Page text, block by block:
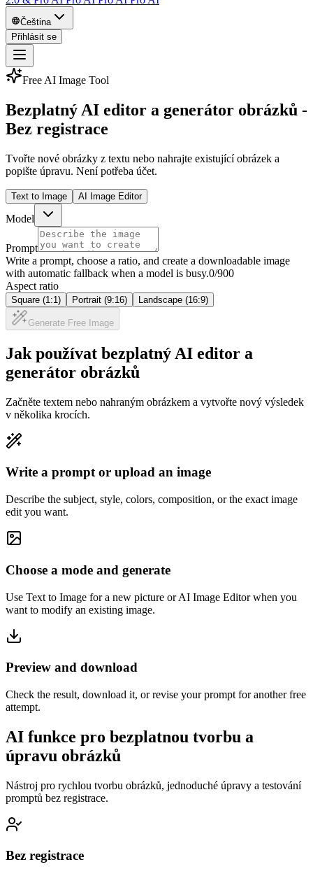
Čeština
Přihlásit se
Free AI Image Tool
Bezplatný AI editor a generátor obrázků -
Bez registrace
Tvořte nové obrázky z textu nebo nahrajte existující obrázek a
popište úpravu. Není potřeba účet.
Text to Image AI Image Editor
Model
Prompt
Write a prompt, choose a ratio, and create a downloadable image
with automatic fallback when a model is busy.0/900
Aspect ratio
Square (1:1) Portrait (9:16) Landscape (16:9)
Generate Free Image
Jak používat bezplatný AI editor a
generátor obrázků
Začněte textem nebo nahraným obrázkem a vytvořte nový výsledek
v několika krocích.
Write a prompt or upload an image
Describe the subject, style, colors, composition, or the exact image
edit you want.
Choose a mode and generate
Use Text to Image for a new picture or AI Image Editor when you
want to modify an existing image.
Preview and download
Check the result, download it, or revise your prompt for another free
attempt.
AI funkce pro bezplatnou tvorbu a
úpravu obrázků
Nástroj pro rychlou tvorbu obrázků, jednoduché úpravy a testování
promptů bez registrace.
Bez registrace